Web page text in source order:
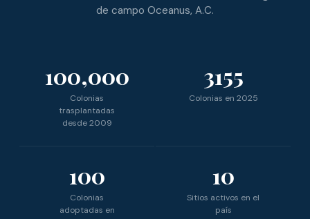
de campo Oceanus, A.C.
100,000
Colonias
trasplantadas
desde 2009
3155
Colonias en 2025
100
Colonias
adoptadas en
10
Sitios activos en el
país